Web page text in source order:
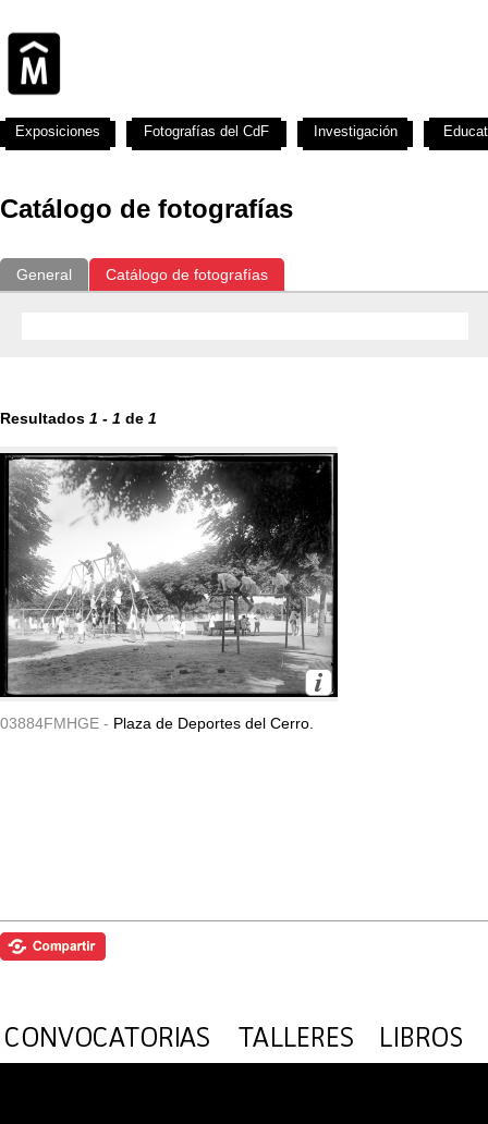
Catálogo de fotografías
General Catálogo de fotografías
Resultados 1 - 1 de 1
03884FMHGE - Plaza de Deportes del Cerro.
Exposiciones Fotografías del CdF Investigación